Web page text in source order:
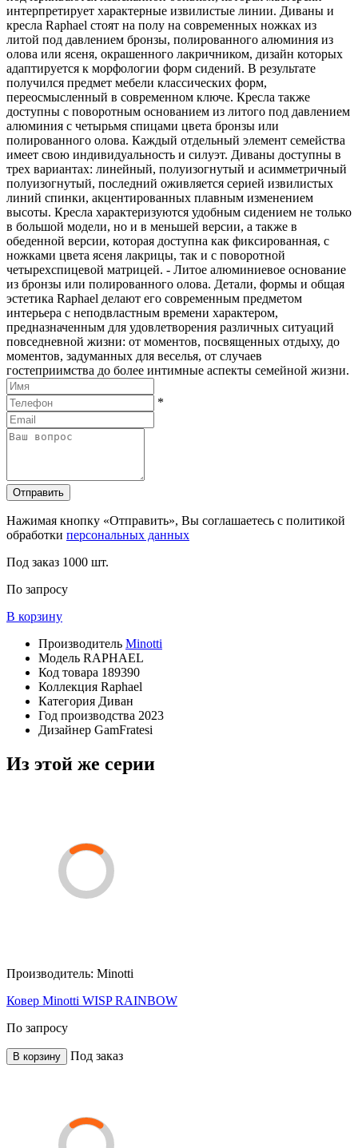
интерпретирует характерные извилистые линии. Диваны и
кресла Raphael стоят на полу на современных ножках из
литой под давлением бронзы, полированного алюминия из
олова или ясеня, окрашенного лакричником, дизайн которых
адаптируется к морфологии форм сидений. В результате
получился предмет мебели классических форм,
переосмысленный в современном ключе. Кресла также
доступны с поворотным основанием из литого под давлением
алюминия с четырьмя спицами цвета бронзы или
полированного олова. Каждый отдельный элемент семейства
имеет свою индивидуальность и силуэт. Диваны доступны в
трех вариантах: линейный, полуизогнутый и асимметричный
полуизогнутый, последний оживляется серией извилистых
линий спинки, акцентированных плавным изменением
высоты. Кресла характеризуются удобным сидением не только
в большой модели, но и в меньшей версии, а также в
обеденной версии, которая доступна как фиксированная, с
ножками цвета ясеня лакрицы, так и с поворотной
четырехспицевой матрицей. - Литое алюминиевое основание
из бронзы или полированного олова. Детали, формы и общая
эстетика Raphael делают его современным предметом
интерьера с неподвластным времени характером,
предназначенным для удовлетворения различных ситуаций
повседневной жизни: от моментов, посвященных отдыху, до
моментов, задуманных для веселья, от случаев
гостеприимства до более интимные аспекты семейной жизни.
*
Отправить
Нажимая кнопку «Отправить», Вы соглашаетесь с политикой
обработки персональных данных
Под заказ 1000 шт.
По запросу
В корзину
Производитель Minotti
Модель RAPHAEL
Код товара 189390
Коллекция Raphael
Категория Диван
Год производства 2023
Дизайнер GamFratesi
Из этой же серии
Производитель: Minotti
Ковер Minotti WISP RAINBOW
По запросу
В корзину Под заказ